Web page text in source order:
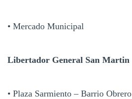
• Mercado Municipal
Libertador General San Martin
• Plaza Sarmiento – Barrio Obrero